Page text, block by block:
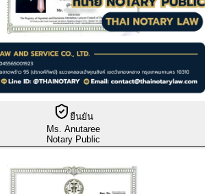
ยืนยัน
Ms. Anutaree
Notary Public